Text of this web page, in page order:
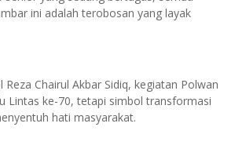
ini adalah terobosan yang layak
Chairul Akbar Sidiq, kegiatan Polwan
Lintas ke-70, tetapi simbol transformasi
hati masyarakat.